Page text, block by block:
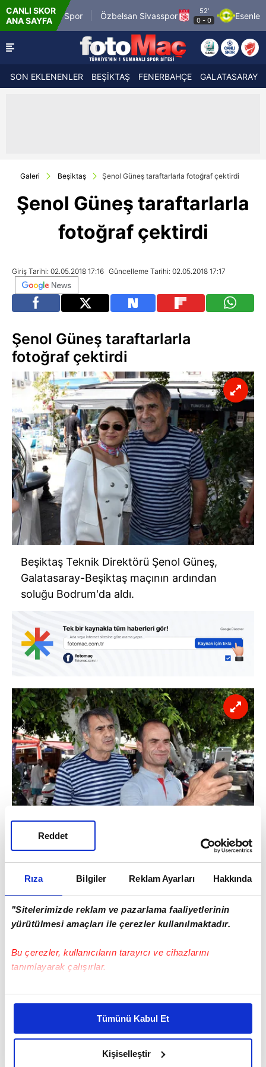
Rıza Bilgiler Reklam Ayarları Hakkında
"Sitelerimizde reklam ve pazarlama faaliyetlerinin
yürütülmesi amaçları ile çerezler kullanılmaktadır.
Bu çerezler, kullanıcıların tarayıcı ve cihazlarını
tanımlayarak çalışırlar.
Bu çerezlere izin vermeniz halinde sizlere özel
daha iyi reklam deneyimi yaşatabiliriz. Bunu yaparken
amacımızın size daha iyi bir reklam deneyimi sunmak
olduğunu ve sizlere en iyi içerikleri sunabilmek adına
Tümünü Kabul Et
Kişiselleştir
Reddet
CANLI SKOR
ANA SAYFA
1969 Spor Özbelsan Sivasspor
52'
0- Esenler
SON EKLENENLER BEŞİKTAŞ FENERBAHÇE GALATASARAY
Galeri Beşiktaş Şenol Güneş taraftarlarla fotoğraf çektirdi
Şenol Güneş taraftarlarla
fotoğraf çektirdi
Giriş Tarihi: 02.05.2018 17:16 Güncelleme Tarihi: 02.05.2018 17:17
Şenol Güneş taraftarlarla
fotoğraf çektirdi
Beşiktaş Teknik Direktörü Şenol Güneş,
Galatasaray-Beşiktaş maçının ardından
soluğu Bodrum'da aldı.
fotoğrafı çektirmek isteyen vatandaşları